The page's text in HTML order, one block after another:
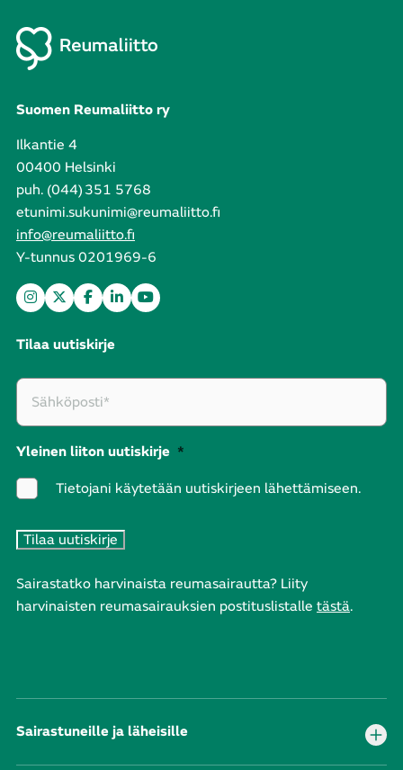
Suomen Reumaliitto ry
Ilkantie 4
00400 Helsinki
puh. (044) 351 5768
etunimi.sukunimi@reumaliitto.fi
info@reumaliitto.fi
Y-tunnus 0201969-6
Tilaa uutiskirje
Yleinen liiton uutiskirje *
Tietojani käytetään uutiskirjeen lähettämiseen.
Sairastatko harvinaista reumasairautta? Liity
harvinaisten reumasairauksien postituslistalle tästä.
Sairastuneille ja läheisille